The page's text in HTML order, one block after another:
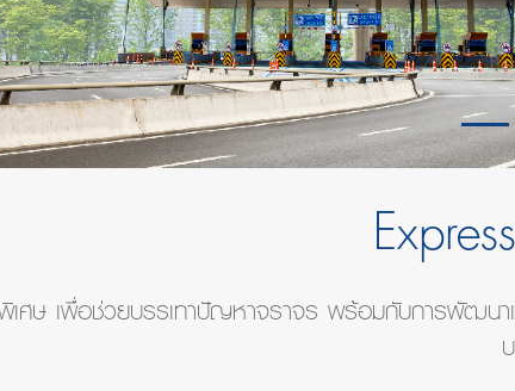
เศษ เพื่อช่วยบรรเทาปัญหาจราจร พร้อมกับการพัฒนา